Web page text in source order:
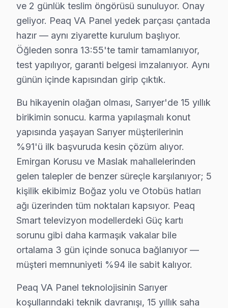
Ptt Evleri'nde Peaq TV Servisi
Ptt Evleri, özellikle geniş ailelerin yaşadığı, sosyal
Reşitpaşa'da Peaq TV Servisi
Reşitpaşa, hem yeni hem de eski yapılarıyla ilgi
Rumelifeneri, hem sakinleri hem de tarihi yapıları
Rumelihisarı'nda Peaq TV Servisi
Rumelihisarı, tarihi doku ile modern yaşamın iç içe
Rumelikavağı'nda Peaq TV Servisi
Rumelikavağı, sakin bir atmosfer sunan ve doğal
Tarabya'da Peaq TV Servisi
Tarabya, lüks konutları ve deniz manzarası ile ünlü
Uskumruköy'de Peaq TV Servisi
Yeniköy'de Peaq TV Servisi
ve 2 günlük teslim öngörüsü sunuluyor. Onay
geliyor. Peaq VA Panel yedek parçası çantada
hazır — aynı ziyarette kurulum başlıyor.
Öğleden sonra 13:55'te tamir tamamlanıyor,
test yapılıyor, garanti belgesi imzalanıyor. Aynı
günün içinde kapısından girip çıktık.
Bu hikayenin olağan olması, Sarıyer'de 15 yıllık
birikimin sonucu. karma yapılaşmalı konut
yapısında yaşayan Sarıyer müşterilerinin
%91'ü ilk başvuruda kesin çözüm alıyor.
Emirgan Korusu ve Maslak mahallelerinden
gelen talepler de benzer süreçle karşılanıyor; 5
kişilik ekibimiz Boğaz yolu ve Otobüs hatları
ağı üzerinden tüm noktaları kapsıyor. Peaq
Smart televizyon modellerdeki Güç kartı
sorunu gibi daha karmaşık vakalar bile
ortalama 3 gün içinde sonuca bağlanıyor —
müşteri memnuniyeti %94 ile sabit kalıyor.
Peaq VA Panel teknolojisinin Sarıyer
koşullarındaki teknik davranışı, 15 yıllık saha